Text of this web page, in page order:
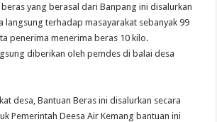
yang berasal dari Banpang ini disalurkan
langsung terhadap masayarakat sebanyak 99
penerima menerima beras 10 kilo.
diberikan oleh pemdes di balai desa
desa, Bantuan Beras ini disalurkan secara
Pemerintah Deesa Air Kemang bantuan ini